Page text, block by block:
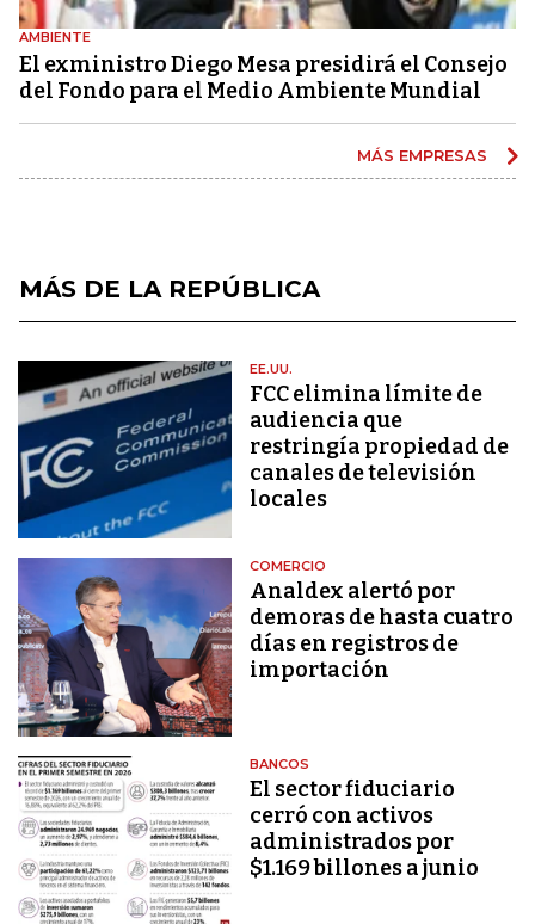
AMBIENTE
El exministro Diego Mesa presidirá el Consejo
del Fondo para el Medio Ambiente Mundial
MÁS EMPRESAS
MÁS DE LA REPÚBLICA
EE.UU.
FCC elimina límite de
audiencia que
restringía propiedad de
canales de televisión
locales
COMERCIO
Analdex alertó por
demoras de hasta cuatro
días en registros de
importación
BANCOS
El sector fiduciario
cerró con activos
administrados por
$1.169 billones a junio